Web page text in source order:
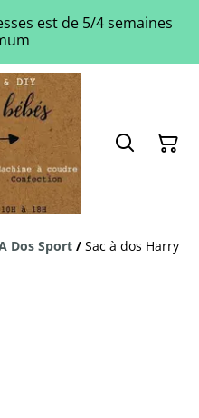
est de 5/4 semaines
Dos Sport / Sac à dos Harry